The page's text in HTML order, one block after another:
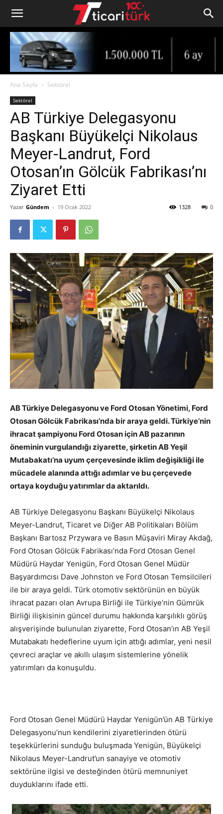
Ana Sayfa Sektörel
Sektörel
AB Türkiye Delegasyonu
Başkanı Büyükelçi Nikolaus
Meyer-Landrut, Ford
Otosan’ın Gölcük Fabrikası’nı
Ziyaret Etti
Yazar Gündem - 19 Ocak 2022 0
1328
AB Türkiye Delegasyonu ve Ford Otosan Yönetimi, Ford
Otosan Gölcük Fabrikası’nda bir araya geldi. Türkiye’nin
ihracat şampiyonu Ford Otosan için AB pazarının
öneminin vurgulandığı ziyarette, şirketin AB Yeşil
Mutabakatı’na uyum çerçevesinde iklim değişikliği ile
mücadele alanında attığı adımlar ve bu çerçevede
ortaya koyduğu yatırımlar da aktarıldı.
AB Türkiye Delegasyonu Başkanı Büyükelçi Nikolaus
Meyer-Landrut, Ticaret ve Diğer AB Politikaları Bölüm
Başkanı Bartosz Przywara ve Basın Müşaviri Miray Akdağ,
Ford Otosan Gölcük Fabrikası’nda Ford Otosan Genel
Müdürü Haydar Yenigün, Ford Otosan Genel Müdür
Başyardımcısı Dave Johnston ve Ford Otosan Temsilcileri
ile bir araya geldi. Türk otomotiv sektörünün en büyük
ihracat pazarı olan Avrupa Birliği ile Türkiye’nin Gümrük
Birliği ilişkisinin güncel durumu hakkında karşılıklı görüş
alışverişinde bulunulan ziyarette, Ford Otosan’ın AB Yeşil
Mutabakatı hedeflerine uyum için attığı adımlar, yeni nesil
çevreci araçlar ve akıllı ulaşım sistemlerine yönelik
yatırımları da konuşuldu.
Ford Otosan Genel Müdürü Haydar Yenigün’ün AB Türkiye
Delegasyonu’nun kendilerini ziyaretlerinden ötürü
teşekkürlerini sunduğu buluşmada Yenigün, Büyükelçi
Nikolaus Meyer-Landrut’un sanayiye ve otomotiv
sektörüne ilgisi ve desteğinden ötürü memnuniyet
duyduklarını ifade etti.